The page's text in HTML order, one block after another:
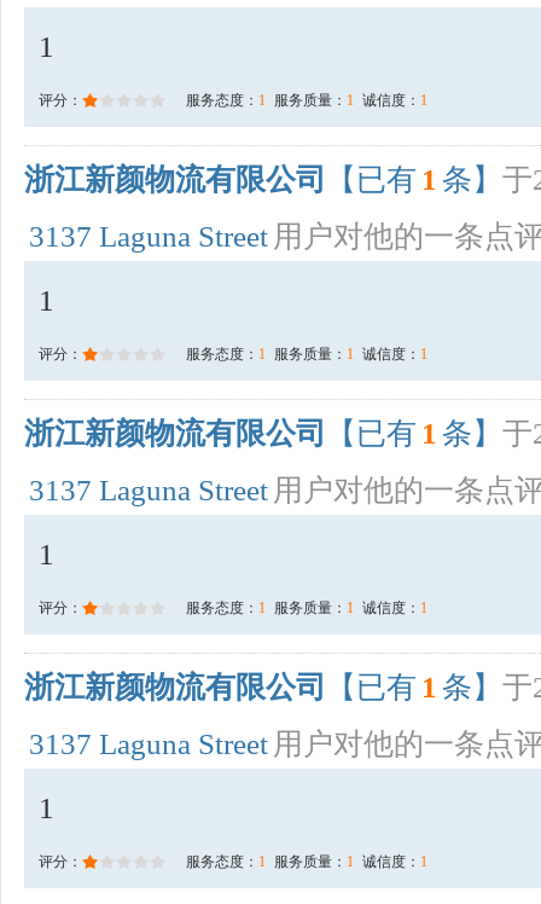
1
评分： 服务态度： 1 服务质量： 1 诚信度： 1
浙江新颜物流有限公司 【已有 1 条】 于
3137 Laguna Street 用户对他的一条点
1
评分： 服务态度： 1 服务质量： 1 诚信度： 1
浙江新颜物流有限公司 【已有 1 条】 于
3137 Laguna Street 用户对他的一条点
1
评分： 服务态度： 1 服务质量： 1 诚信度： 1
浙江新颜物流有限公司 【已有 1 条】 于
3137 Laguna Street 用户对他的一条点
1
评分： 服务态度： 1 服务质量： 1 诚信度： 1